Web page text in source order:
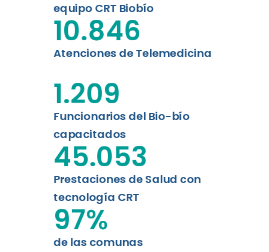
equipo CRT Biobío
Atenciones de Telemedicina
10.846
Funcionarios del Bio-bío
capacitados
1.209
Prestaciones de Salud con
tecnología CRT
45.053
de las comunas
97%